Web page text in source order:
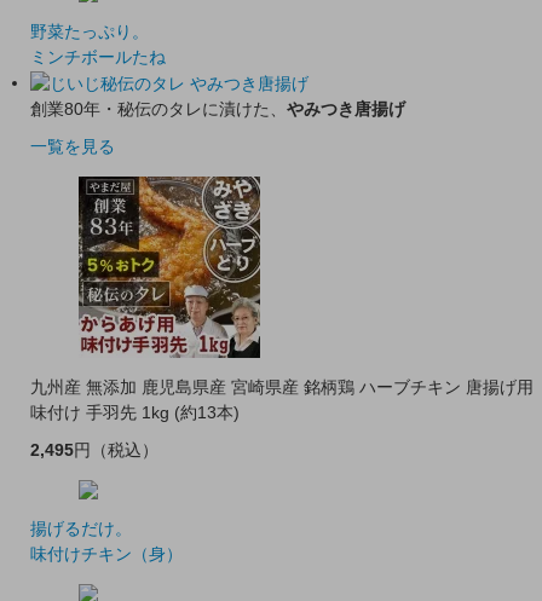
野菜たっぷり。
ミンチボールたね
創業80年・秘伝のタレに漬けた、 やみつき唐揚げ
一覧を見る
九州産 無添加 鹿児島県産 宮崎県産 銘柄鶏 ハーブチキン 唐揚げ用
味付け 手羽先 1kg (約13本)
2,495円 （税込）
揚げるだけ。
味付けチキン（身）